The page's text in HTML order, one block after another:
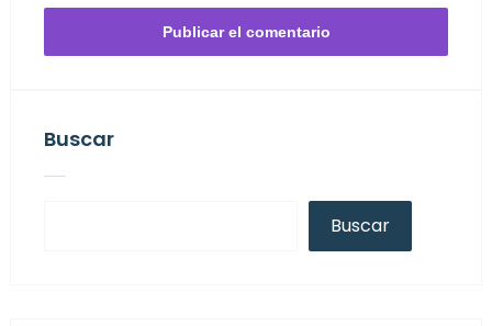
Buscar
Buscar